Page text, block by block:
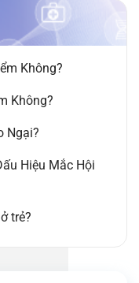
Không?
Không?
Ngại?
Hiệu Mắc Hội
trẻ?